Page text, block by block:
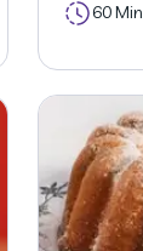
60 Min